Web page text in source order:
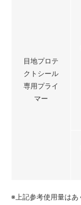
目地プロテ
クトシール
専用プライ
マー
※上記参考使用量はあ